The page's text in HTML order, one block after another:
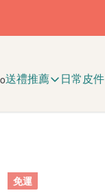
送禮推薦 日常皮件
免運